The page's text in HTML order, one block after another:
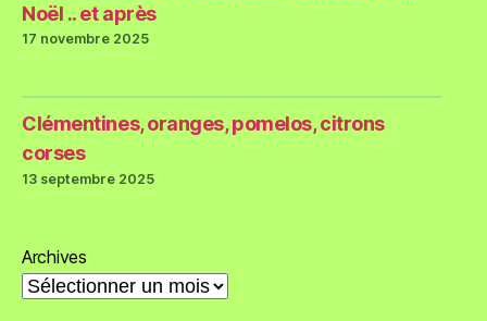
Noël .. et après
17 novembre 2025
Clémentines, oranges, pomelos, citrons
corses
13 septembre 2025
Archives